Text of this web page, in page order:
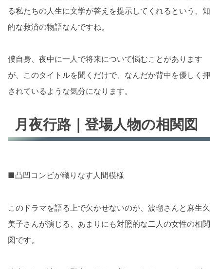
る私たちの人生に文学が答えを提示してくれるという、知
的な救済の物語なんですね。
僕自身、夜中に一人で将来について悩むことがあります
が、このタイトルを聞くだけで、なんだか背中を優しく押
されているような気分になります。
月夜行路｜登場人物の相関図
■凸凹コンビが織りなす人間模様
このドラマを語る上で欠かせないのが、波瑠さんと麻生久
美子さんが演じる、あまりにも対照的な二人の女性の相関
図です。